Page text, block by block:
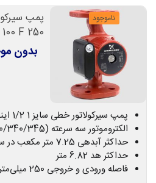
ناموجود
100 F 250
بدون
پمپ سیرکولاتور خطی سایز 1 1/2 اینچ (فلنچ DN40)
الکتروموتور سه سرعته (280/340/345 وات)
حداکثر آبدهی 7.25 متر مکعب در ساعت
حداکثر هد 6.82 متر
فاصله ورودی و خروجی 250 میلی‌متر